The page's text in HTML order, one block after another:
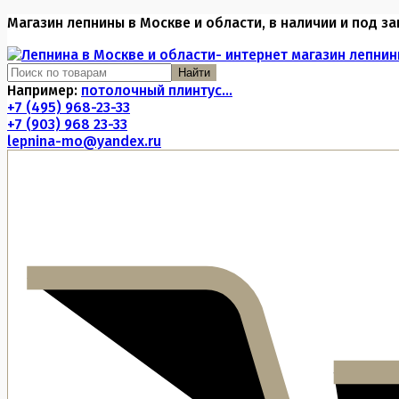
Магазин лепнины в Москве и области, в наличии и под
Найти
Например: потолочный плинтус...
+7 (495) 968-23-33
+7 (903) 968 23-33
lepnina-mo@yandex.ru